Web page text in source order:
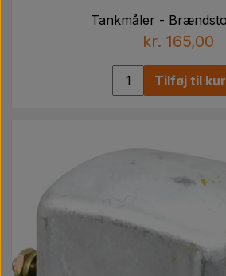
Tankmåler -
kr. 165,00
Tilføj til